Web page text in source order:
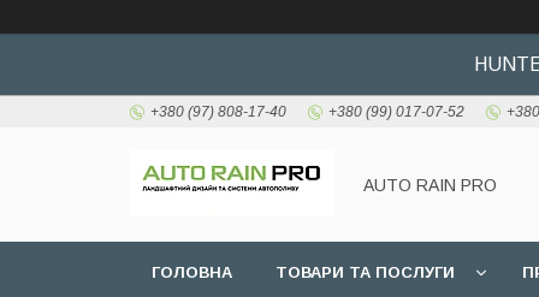
+380 (97) 808-17-40 +380 (99) 017-07-52
AUTO RAIN PRO
ГОЛОВНА ТОВАРИ ТА ПОСЛУГИ